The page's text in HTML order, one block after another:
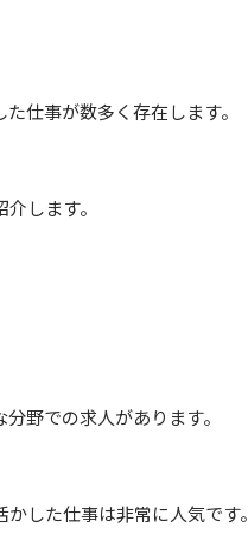
仕事が数多く存在します。
します。
野での求人があります。
した仕事は非常に人気です。